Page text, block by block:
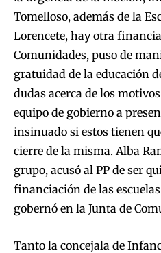
Tomelloso, además de la
Lorencete, hay otra
Comunidades, puso de
gratuidad de la educación
dudas acerca de los
equipo de gobierno a
insinuado si estos tienen
cierre de la misma. Alba
grupo, acusó al PP de ser
financiación de las
gobernó en la Junta de
Tanto la concejala de